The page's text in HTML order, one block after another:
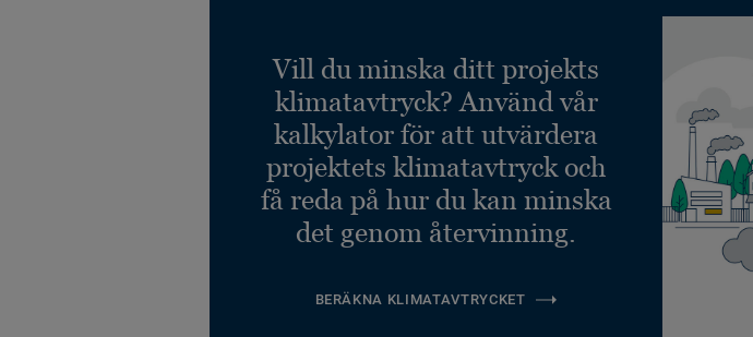
Vill du minska ditt projekts
klimatavtryck? Använd vår
kalkylator för att utvärdera
projektets klimatavtryck och
få reda på hur du kan minska
det genom återvinning.
BERÄKNA KLIMATAVTRYCKET